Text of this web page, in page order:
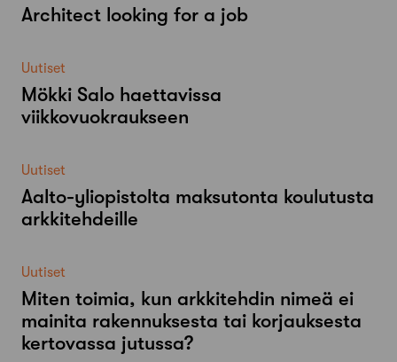
Architect looking for a job
Uutiset
Mökki Salo haettavissa
viikkovuokraukseen
Uutiset
Aalto-​yliopistolta maksutonta koulutusta
arkkitehdeille
Uutiset
Miten toimia, kun arkkitehdin nimeä ei
mainita rakennuksesta tai korjauksesta
kertovassa jutussa?